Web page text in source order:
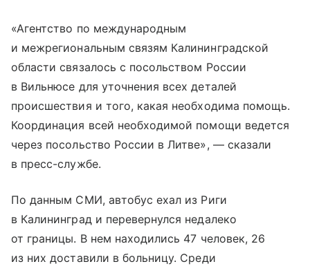
«Агентство по международным
и межрегиональным связям Калининградской
области связалось с посольством России
в Вильнюсе для уточнения всех деталей
происшествия и того, какая необходима помощь.
Координация всей необходимой помощи ведется
через посольство России в Литве», — сказали
в пресс-службе.
По данным СМИ, автобус ехал из Риги
в Калининград и перевернулся недалеко
от границы. В нем находились 47 человек, 26
из них доставили в больницу. Среди